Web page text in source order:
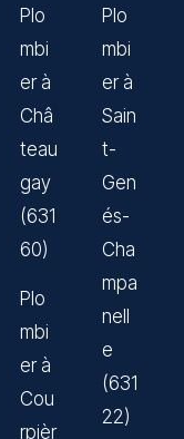
Plo
mbi
er à
Châ
teau
gay
(631
60)
Plo
mbi
er à
Cou
rpièr
Plo
mbi
er à
Sain
t-
Gen
és-
Cha
mpa
nell
e
(631
22)